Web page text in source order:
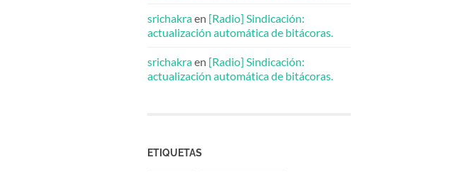
srichakraen [Radio] Sindicación:
actualización automática de bitácoras.
srichakraen [Radio] Sindicación:
actualización automática de bitácoras.
ETIQUETAS